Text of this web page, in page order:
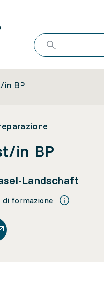
in BP
in BP
Landschaft
di formazione